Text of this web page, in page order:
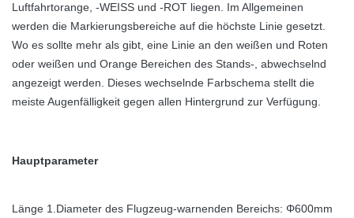
Luftfahrtorange, -WEISS und -ROT liegen. Im Allgemeinen
werden die Markierungsbereiche auf die höchste Linie gesetzt.
Wo es sollte mehr als gibt, eine Linie an den weißen und Roten
oder weißen und Orange Bereichen des Stands-, abwechselnd
angezeigt werden. Dieses wechselnde Farbschema stellt die
meiste Augenfälligkeit gegen allen Hintergrund zur Verfügung.
Hauptparameter
Länge 1.Diameter des Flugzeug-warnenden Bereichs: Φ600mm